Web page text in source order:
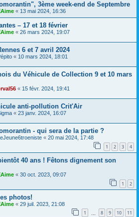
3ème week-end de Septembre
« 13 mai 2024, 16:36
– 17 et 18 février
« 26 mars 2024, 19:07
6 et 7 avril 2024
« 10 mars 2024, 18:01
du Véhicule de Collection 9 et 10 mars
« 15 févr. 2024, 19:41
anti-pollution Crit'Air
« 23 janv. 2024, 16:07
- qui sera de la partie ?
« 20 mai 2024, 17:48
1 2 3 4
40 ans ! Fêtons dignement son
« 30 oct. 2023, 09:07
1 2
photos!
« 29 juil. 2023, 21:08
1 8 9 10 11